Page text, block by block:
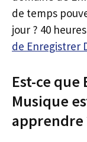
de temps
jour ? 40
de Enregistrer
Est-ce que
Musique
apprendre